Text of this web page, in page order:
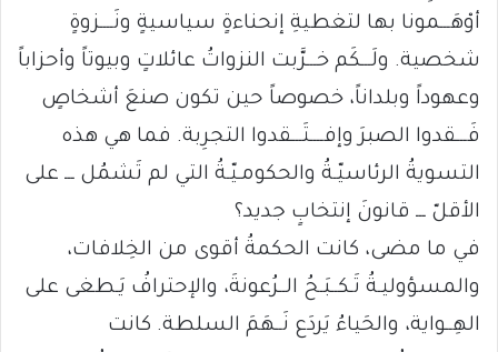
أوْهَـــمونا بها لتغطيةِ إنحناءةٍ سياسيةٍ ونَــــزوةٍ
شخصية. ولَـــكَم خـــرَّبت النزواتُ عائلاتٍ وبيوتاً وأحزاباً
وعهوداً وبلداناً، خصوصاً حين تكون صنعَ أشخاصٍ
فَـــقدوا الصبرَ وإفــــتَـــقدوا التجرِبة. فما هي هذه
التسويةُ الرئاسيّـةُ والحكومـيّـةُ التي لم تَشمُل ـــ على
الأقلّ ـــ قانونَ إنتخابٍ جديد؟
في ما مضى، كانت الحكمةُ أقوى من الخِلافات،
والمسؤوليـةُ تَـكــبَـحُ الــرُعونةَ، والإحترافُ يَـطغى على
الهِــواية، والحَياءُ يَردَع نَــهَمَ السلطة. كانت